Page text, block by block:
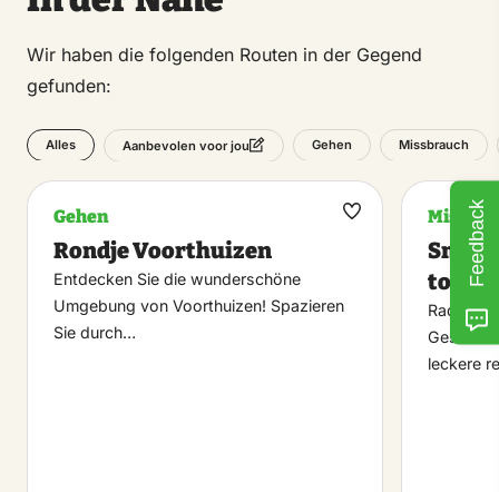
Wir haben die folgenden Routen in der Gegend
gefunden:
Alles Aanbevolen voor jou Gehen Missbrauch
Gehen
Rondje Voorthuizen
Entdecken Sie die wunderschöne
Umgebung von Voorthuizen! Spazieren
Sie durch…
Maak
tot
Radeln
leckere
Feedback